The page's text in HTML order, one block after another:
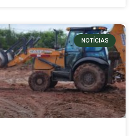
NOTÍCIAS